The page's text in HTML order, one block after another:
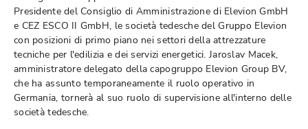
Presidente del Consiglio di Amministrazione di Elevion GmbH
e CEZ ESCO II GmbH, le società tedesche del Gruppo Elevion
con posizioni di primo piano nei settori della attrezzature
tecniche per l'edilizia e dei servizi energetici. Jaroslav Macek,
amministratore delegato della capogruppo Elevion Group BV,
che ha assunto temporaneamente il ruolo operativo in
Germania, tornerà al suo ruolo di supervisione all'interno delle
società tedesche.